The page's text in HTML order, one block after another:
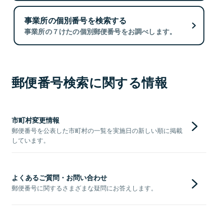
事業所の個別番号を検索する
事業所の７けたの個別郵便番号をお調べします。
郵便番号検索に関する情報
市町村変更情報
郵便番号を公表した市町村の一覧を実施日の新しい順に掲載
しています。
よくあるご質問・お問い合わせ
郵便番号に関するさまざまな疑問にお答えします。